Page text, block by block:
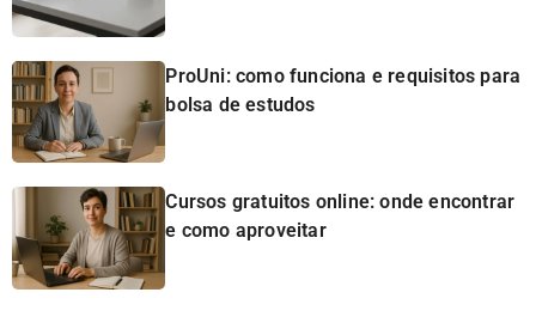
ProUni: como funciona e requisitos para
bolsa de estudos
Cursos gratuitos online: onde encontrar
e como aproveitar